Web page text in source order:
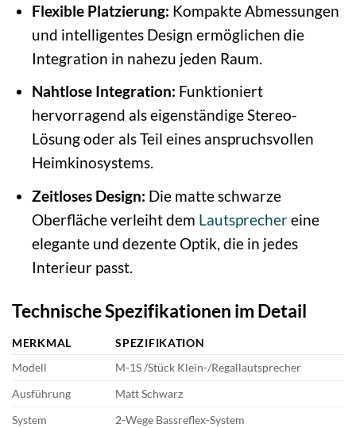
Flexible Platzierung: Kompakte Abmessungen
und intelligentes Design ermöglichen die
Integration in nahezu jeden Raum.
Nahtlose Integration: Funktioniert
hervorragend als eigenständige Stereo-
Lösung oder als Teil eines anspruchsvollen
Heimkinosystems.
Zeitloses Design: Die matte schwarze
Oberfläche verleiht dem Lautsprechereine
elegante und dezente Optik, die in jedes
Interieur passt.
Technische Spezifikationen im Detail
MERKMAL
SPEZIFIKATION
Modell
M-1S /Stück Klein-/Regallautsprecher
Ausführung
Matt Schwarz
System
2-Wege Bassreflex-System